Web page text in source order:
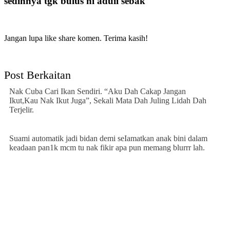
Jangan lupa like share komen. Terima kasih!
Post Berkaitan
Nak Cuba Cari Ikan Sendiri. “Aku Dah Cakap Jangan
Ikut,Kau Nak Ikut Juga”, Sekali Mata Dah Juling Lidah Dah
Terjelir.
Suami automatik jadi bidan demi seIamatkan anak bini dalam
keadaan pan1k mcm tu nak fikir apa pun memang blurrr lah.